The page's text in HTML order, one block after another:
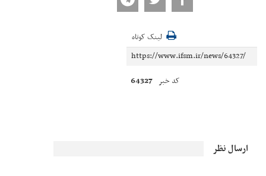
لینک کوتاه
کد خبر 64327
ارسال نظر